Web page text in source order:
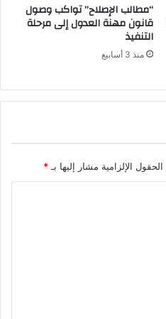
“مطالب الإصلاح” تواكب وصول
قانون مهنة العدول إلى مرحلة
التنفيذ
منذ 3 أسابيع
الحقول الإلزامية مشار إليها بـ *